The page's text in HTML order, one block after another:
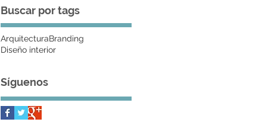
Buscar por tags
ArquitecturaBranding
Diseño interior
Síguenos